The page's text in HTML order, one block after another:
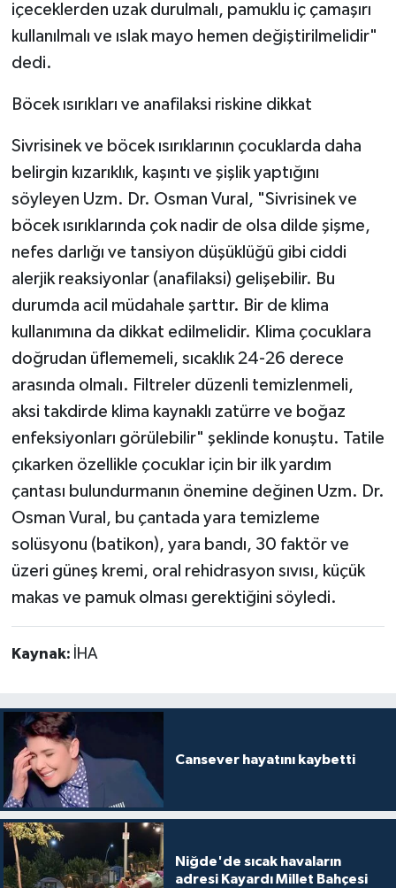
içeceklerden uzak durulmalı, pamuklu iç çamaşırı
kullanılmalı ve ıslak mayo hemen değiştirilmelidir"
dedi.
Böcek ısırıkları ve anafilaksi riskine dikkat
Sivrisinek ve böcek ısırıklarının çocuklarda daha
belirgin kızarıklık, kaşıntı ve şişlik yaptığını
söyleyen Uzm. Dr. Osman Vural, "Sivrisinek ve
böcek ısırıklarında çok nadir de olsa dilde şişme,
nefes darlığı ve tansiyon düşüklüğü gibi ciddi
alerjik reaksiyonlar (anafilaksi) gelişebilir. Bu
durumda acil müdahale şarttır. Bir de klima
kullanımına da dikkat edilmelidir. Klima çocuklara
doğrudan üflememeli, sıcaklık 24-26 derece
arasında olmalı. Filtreler düzenli temizlenmeli,
aksi takdirde klima kaynaklı zatürre ve boğaz
enfeksiyonları görülebilir" şeklinde konuştu. Tatile
çıkarken özellikle çocuklar için bir ilk yardım
çantası bulundurmanın önemine değinen Uzm. Dr.
Osman Vural, bu çantada yara temizleme
solüsyonu (batikon), yara bandı, 30 faktör ve
üzeri güneş kremi, oral rehidrasyon sıvısı, küçük
makas ve pamuk olması gerektiğini söyledi.
Kaynak: İHA
Cansever hayatını kaybetti
Niğde'de sıcak havaların
adresi Kayardı Millet Bahçesi